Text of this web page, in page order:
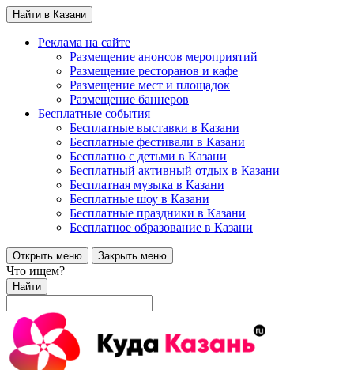
Найти в Казани
Реклама на сайте
Размещение анонсов мероприятий
Размещение ресторанов и кафе
Размещение мест и площадок
Размещение баннеров
Бесплатные события
Бесплатные выставки в Казани
Бесплатные фестивали в Казани
Бесплатно с детьми в Казани
Бесплатный активный отдых в Казани
Бесплатная музыка в Казани
Бесплатные шоу в Казани
Бесплатные праздники в Казани
Бесплатное образование в Казани
Открыть меню Закрыть меню
Что ищем?
Найти